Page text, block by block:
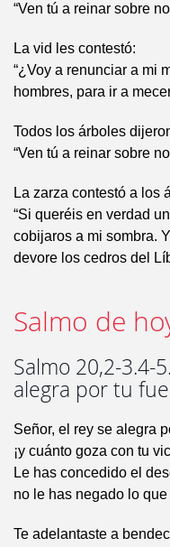
“Ven tú a reinar sobre
La vid les contestó:
“¿Voy a renunciar a mi
hombres, para ir a
Todos los árboles
“Ven tú a reinar sobre
La zarza contestó a los
“Si queréis en verdad
cobijaros a mi sombra.
devore los cedros del
Salmo de
Salmo 20,2-3.4-
alegra por tu
Señor, el rey se alegra
¡y cuánto goza con tu
Le has concedido el
no le has negado lo
Te adelantaste a